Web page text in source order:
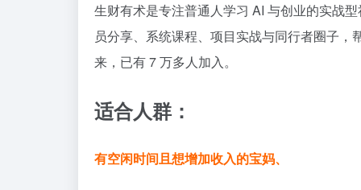
生财有术是专注普通人学习 AI 与创业的实战
员分享、系统课程、项目实战与同行者圈子
来，已有 7 万多人加入。
适合人群：
有空闲时间且想增加收入的宝妈、